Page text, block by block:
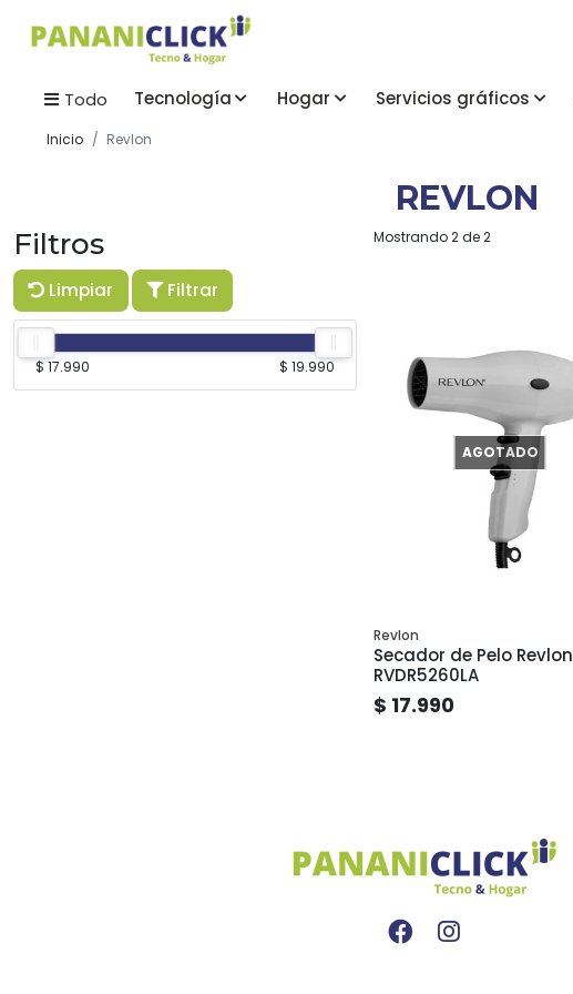
Todo Tecnología Hogar Servicios gráficos
Inicio Revlon
REVLON
Filtros
Limpiar Filtrar
$ 17.990 $ 19.990
Mostrando 2 de 2
AGOTADO
Revlon
Secador de Pelo Revlon
RVDR5260LA
$ 17.990